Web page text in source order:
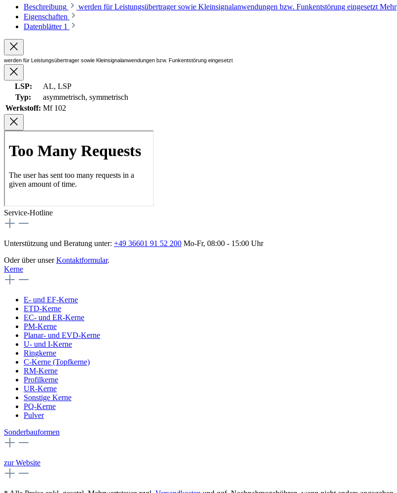
Beschreibung werden für Leistungsübertrager sowie Kleinsignalanwendungen bzw. Funkentstörung eingesetzt Mehr
Eigenschaften
Datenblätter 1
werden für Leistungsübertrager sowie Kleinsignalanwendungen bzw. Funkentstörung eingesetzt
LSP: AL, LSP
Typ:
asymmetrisch, symmetrisch
Werkstoff: Mf 102
Service-Hotline
Unterstützung und Beratung unter: +49 36601 91 52 200 Mo-Fr, 08:00 - 15:00 Uhr
Oder über unserKontaktformular.
Kerne
E- und EF-Kerne
ETD-Kerne
EC- und ER-Kerne
PM-Kerne
Planar- und EVD-Kerne
U- und I-Kerne
Ringkerne
C-Kerne (Topfkerne)
RM-Kerne
Profilkerne
UR-Kerne
Sonstige Kerne
PQ-Kerne
Pulver
Sonderbauformen
zur Website